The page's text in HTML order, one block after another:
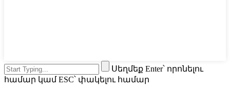
Սեղմեք Enter՝ որոնելու
համար կամ ESC՝ փակելու համար